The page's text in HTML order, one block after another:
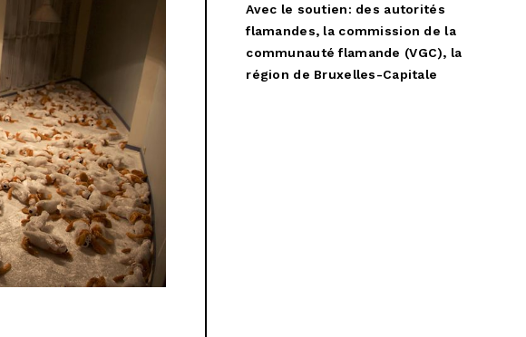
Avec le soutien: des autorités
flamandes, la commission de la
communauté flamande (VGC), la
région de Bruxelles-Capitale